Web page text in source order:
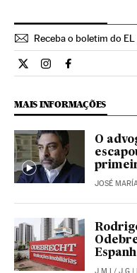
Receba o boletim do
Internacional El País
Internacional El
Internacional
MAIS INFORMAÇÕES
O
JOSÉ